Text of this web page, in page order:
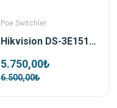
Poe Switchler
Hikvision DS-3E1518P-EI/M 16 Port 130w 1xGigabit Uplink 1xSfp Gigabit Poe Switch
5.750,00₺
6.500,00₺